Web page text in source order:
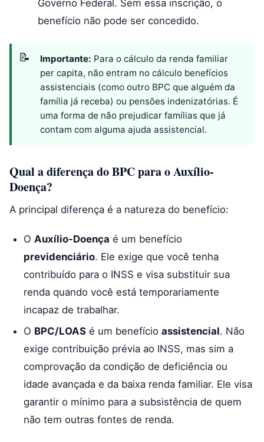
Governo Federal. Sem essa inscrição, o
benefício não pode ser concedido.
Importante: Para o cálculo da renda familiar
per capita, não entram no cálculo benefícios
assistenciais (como outro BPC que alguém da
família já receba) ou pensões indenizatórias. É
uma forma de não prejudicar famílias que já
contam com alguma ajuda assistencial.
Qual a diferença do BPC para o Auxílio-
Doença?
A principal diferença é a natureza do benefício:
O Auxílio-Doença é um benefício
previdenciário. Ele exige que você tenha
contribuído para o INSS e visa substituir sua
renda quando você está temporariamente
incapaz de trabalhar.
O BPC/LOAS é um benefício assistencial. Não
exige contribuição prévia ao INSS, mas sim a
comprovação da condição de deficiência ou
idade avançada e da baixa renda familiar. Ele visa
garantir o mínimo para a subsistência de quem
não tem outras fontes de renda.